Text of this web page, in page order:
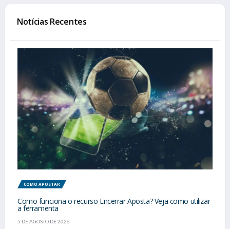
Notícias Recentes
COMO APOSTAR
Como funciona o recurso Encerrar Aposta? Veja como utilizar
a ferramenta
5 DE AGOSTO DE 2026